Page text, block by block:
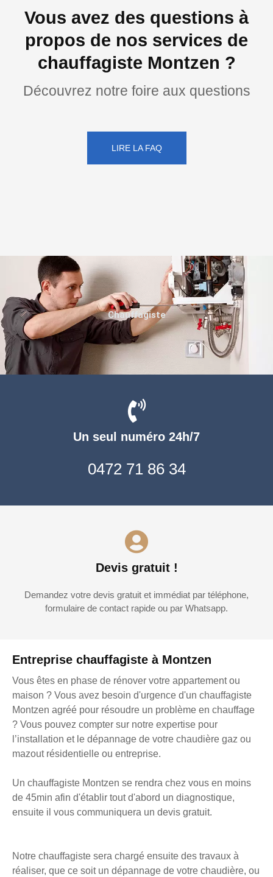
Vous avez des questions à
propos de nos services de
chauffagiste Montzen ?
Découvrez notre foire aux questions
LIRE LA FAQ
Entreprise chauffagiste à Montzen
Vous êtes en phase de rénover votre appartement ou
maison ? Vous avez besoin d'urgence d'un chauffagiste
Montzen agréé pour résoudre un problème en chauffage
? Vous pouvez compter sur notre expertise pour
l’installation et le dépannage de votre chaudière gaz ou
mazout résidentielle ou entreprise.
Un chauffagiste Montzen se rendra chez vous en moins
de 45min afin d'établir tout d'abord un diagnostique,
ensuite il vous communiquera un devis gratuit.
Notre chauffagiste sera chargé ensuite des travaux à
réaliser, que ce soit un dépannage de votre chaudière, ou
Un seul numéro 24h/7
0472 71 86 34
Devis gratuit !
Demandez votre devis gratuit et immédiat par téléphone,
formulaire de contact rapide ou par Whatsapp.
Chauffagiste